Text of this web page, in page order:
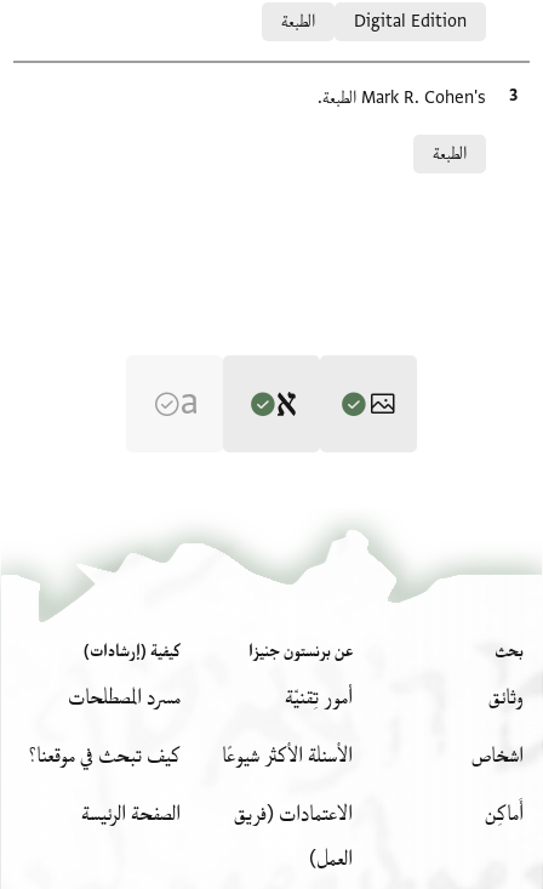
Digital Edition
الطبعة
الاقتباس المرجعي
Mark R. Cohen's الطبعة.
الطبعة
The Compassionate and Benevolent: The Leading
Elite in the Jewish Community of Alexandria in the Middle Ages‎
(in Hebrew) (Ben-Zvi Institute for the Study of Jewish
לכבוד גדולת קדושת נגיד עמים להדרת יקרת צפירת
[תפ]ארת עד לא[ומ]ים [ל]פינת עזרת הגלת שלומים
צור ממתק מגדים ויתמיד משרתו שוכן מרומים ואויביו
T-S 20.177 1v تكبير و تدوير
Verso - address
לכבוד גדולת קדושת הדרת יקרת צפירת תפארת
מרינו ורבינו מ[ ]נו ואדונינו מבורך שר השרים
נגיד הנגידים הנגיד הגדול חכם הישיבה הסנהדרא
רבא אלוף הבינות דגל התורה עוז כל בית ישראל
רכבו ופרשיו נר הגולה שבח סגולה תפארת
גורן עגולה נזר לכל קהלה ראש הסדר יחייהו אלהי[נו
וישמרהו בן כבוד גדולת קדושת [ ]
بحث
وثائق
اشخاص
أَماكِن
عن برنستون جنيزا
أمور تِقنيّة
الأسئلة الأكثر شيوعًا
الاعتمادات (فريق
العمل)
كيفية (إرشادات)
مسرد المصطلحات
كيف تبحث في موقعنا؟
الصفحة الرئيسة